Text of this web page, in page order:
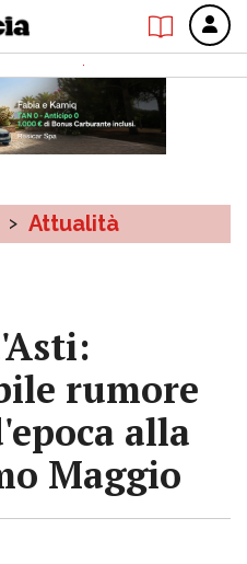
> Attualità
rumore
alla
Maggio